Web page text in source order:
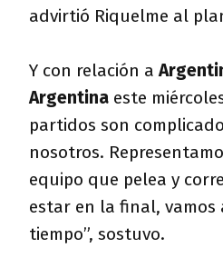
advirtió Riquelme al
Y con relación a
Argentina este
partidos son
nosotros.
equipo que pelea y
estar en la final, vamos
tiempo”, sostuvo.